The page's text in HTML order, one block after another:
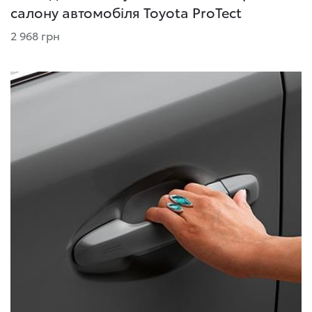
салону автомобіля Toyota ProTect
2 968 грн